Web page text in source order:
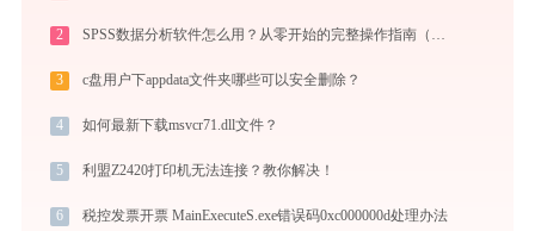
2 SPSS数据分析软件怎么用？从零开始的完整操作指南（附实战案例）
3 c盘用户下appdata文件夹哪些可以安全删除？
4 如何最新下载msvcr71.dll文件？
5 利盟Z2420打印机无法连接？教你解决！
6 税控发票开票 MainExecuteS.exe错误码0xc000000d处理办法